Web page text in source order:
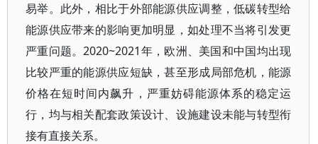
易举。此外，相比于外部能源供应调整，低碳转型给
能源供应带来的影响更加明显，如处理不当将引发更
严重问题。2020~2021年，欧洲、美国和中国均出现
比较严重的能源供应短缺，甚至形成局部危机，能源
价格在短时间内飙升，严重妨碍能源体系的稳定运
行，均与相关配套政策设计、设施建设未能与转型衔
接有直接关系。